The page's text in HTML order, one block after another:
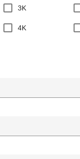
3K
4K